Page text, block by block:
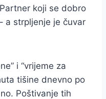
koji se dobro
a strpljenje je čuvar
i “vrijeme za
tišine dnevno po
Poštivanje tih